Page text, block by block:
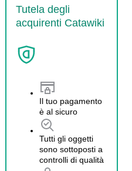
Tutela degli
acquirenti Catawiki
Il tuo pagamento
è al sicuro
Tutti gli oggetti
sono sottoposti a
controlli di qualità